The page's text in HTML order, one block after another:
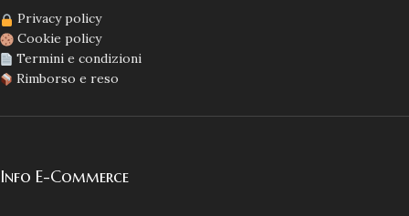
Privacy policy
Cookie policy
Termini e condizioni
Rimborso e reso
Info E-Commerce